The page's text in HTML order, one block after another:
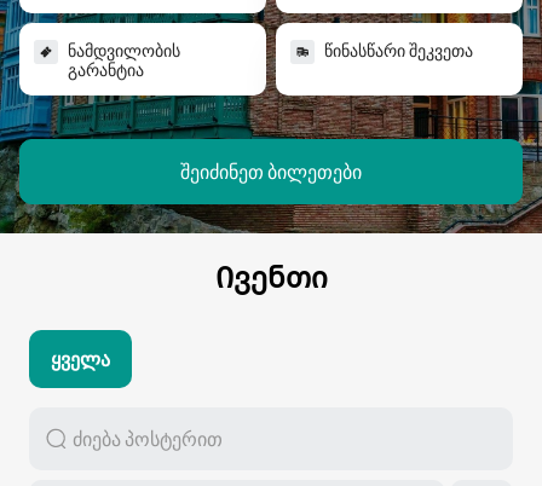
შეიძინეთ ბილეთები
ᲜᲐᲛᲓᲕᲘᲚᲝᲑᲘᲡ
ᲒᲐᲠᲐᲜᲢᲘᲐ
ᲬᲘᲜᲐᲡᲬᲐᲠᲘ ᲨᲔᲙᲕᲔᲗᲐ
Ივენთი
Ყველა